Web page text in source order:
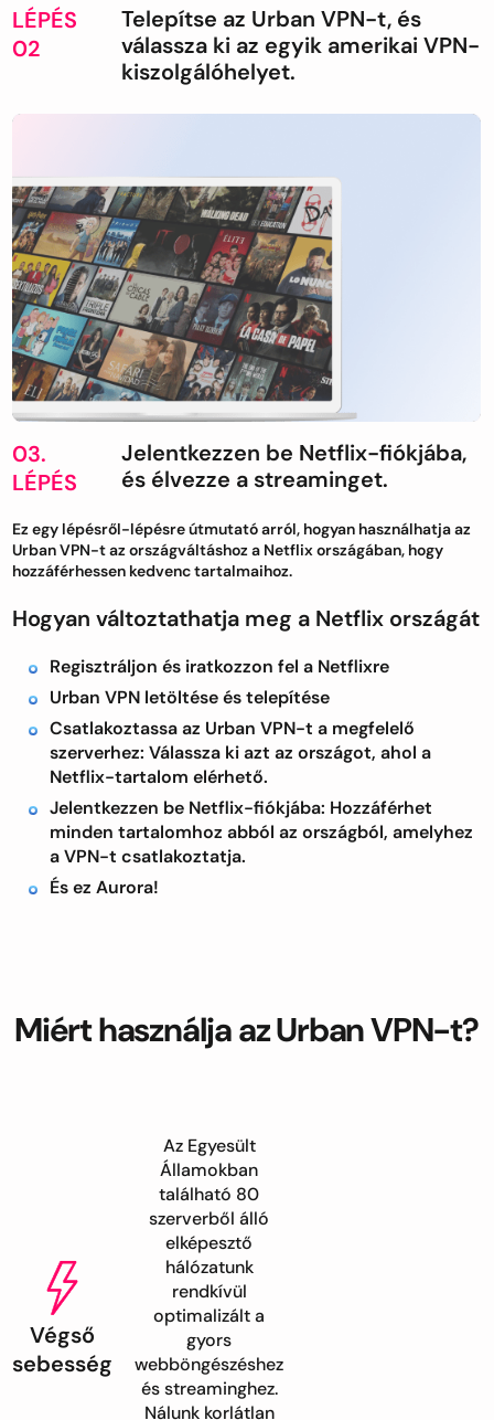
LÉPÉS
02
Telepítse az Urban VPN-t, és
válassza ki az egyik amerikai VPN-
kiszolgálóhelyet.
03.
LÉPÉS
Jelentkezzen be Netflix-fiókjába,
és élvezze a streaminget.
Ez egy lépésről-lépésre útmutató arról, hogyan használhatja az
Urban VPN-t az országváltáshoz a Netflix országában, hogy
hozzáférhessen kedvenc tartalmaihoz.
Hogyan változtathatja meg a Netflix országát
Regisztráljon és iratkozzon fel a Netflixre
Urban VPN letöltése és telepítése
Csatlakoztassa az Urban VPN-t a megfelelő
szerverhez: Válassza ki azt az országot, ahol a
Netflix-tartalom elérhető.
Jelentkezzen be Netflix-fiókjába: Hozzáférhet
minden tartalomhoz abból az országból, amelyhez
a VPN-t csatlakoztatja.
És ez Aurora!
Miért használja az Urban VPN-t?
Végső
sebesség
Az Egyesült
Államokban
található 80
szerverből álló
elképesztő
hálózatunk
rendkívül
optimalizált a
gyors
webböngészéshez
és streaminghez.
Nálunk korlátlan